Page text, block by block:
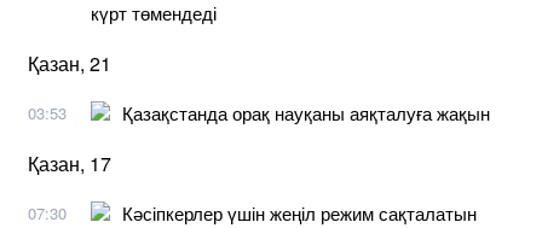
күрт төмендеді
Қазан, 21
03:53 Қазақстанда орақ науқаны аяқталуға жақын
Қазан, 17
07:30
Кәсіпкерлер үшін жеңіл режим сақталатын